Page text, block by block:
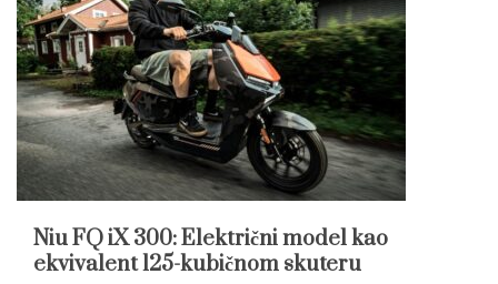
Niu FQ iX 300: Električni model kao
ekvivalent 125-kubičnom skuteru